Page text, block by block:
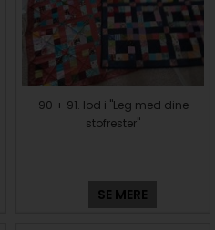
90 + 91. lod i "Leg med dine
stofrester"
SE MERE